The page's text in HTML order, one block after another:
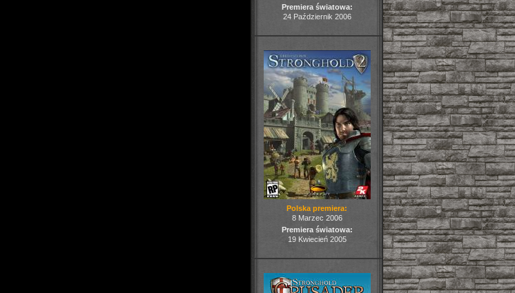
Premiera światowa:
24 Październik 2006
Polska premiera:
8 Marzec 2006
Premiera światowa:
19 Kwiecień 2005